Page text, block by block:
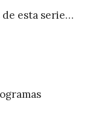
de esta serie…